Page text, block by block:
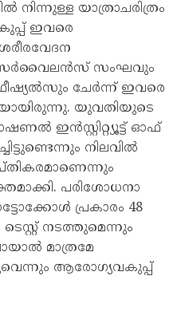
യാത്രാചരിത്രം
ഇവരെ
സർവൈലൻസ് സംഘവും
ചേർന്ന് ഇവരെ
യുവതിയുടെ
ഇൻസ്റ്റിറ്റ്യൂട്ട് ഓഫ്
നിലവിൽ
പരിശോധനാ
പ്രകാരം 48
നടത്തുമെന്നും
മാത്രമേ
ആരോഗ്യവകുപ്പ്